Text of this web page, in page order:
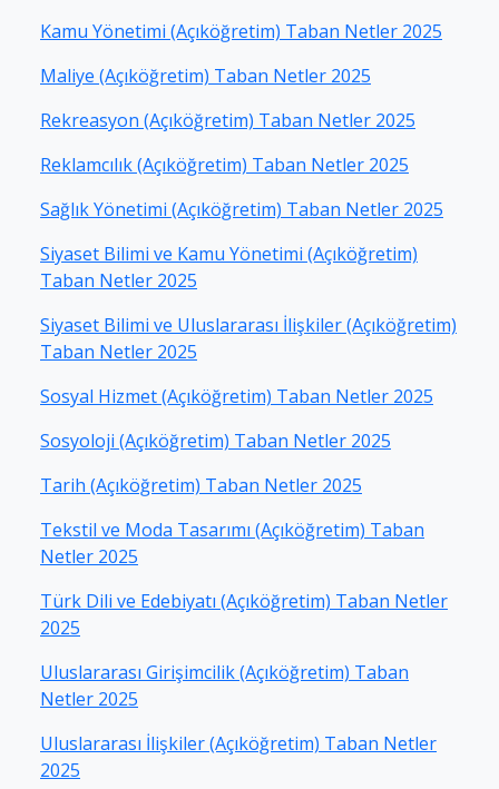
Kamu Yönetimi (Açıköğretim) Taban Netler 2025
Maliye (Açıköğretim) Taban Netler 2025
Rekreasyon (Açıköğretim) Taban Netler 2025
Reklamcılık (Açıköğretim) Taban Netler 2025
Sağlık Yönetimi (Açıköğretim) Taban Netler 2025
Siyaset Bilimi ve Kamu Yönetimi (Açıköğretim)
Taban Netler 2025
Siyaset Bilimi ve Uluslararası İlişkiler (Açıköğretim)
Taban Netler 2025
Sosyal Hizmet (Açıköğretim) Taban Netler 2025
Sosyoloji (Açıköğretim) Taban Netler 2025
Tarih (Açıköğretim) Taban Netler 2025
Tekstil ve Moda Tasarımı (Açıköğretim) Taban
Netler 2025
Türk Dili ve Edebiyatı (Açıköğretim) Taban Netler
2025
Uluslararası Girişimcilik (Açıköğretim) Taban
Netler 2025
Uluslararası İlişkiler (Açıköğretim) Taban Netler
2025